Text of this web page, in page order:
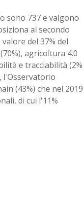
sono 737 e valgono
al secondo
del 37% del
agricoltura 4.0
e tracciabilità (2%
l'Osservatorio
(43%) che nel 2019
di cui l'11%